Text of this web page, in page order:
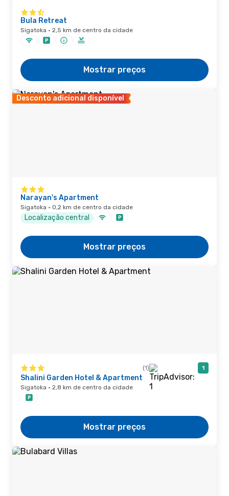
Bula Retreat
Sigatoka · 2,5 km de centro da cidade
Mostrar preços
Desconto adicional disponível
Narayan's Apartment
Sigatoka · 0,2 km de centro da cidade
Localização central
Mostrar preços
(1) 1
Shalini Garden Hotel & Apartment
Sigatoka · 2,8 km de centro da cidade
Mostrar preços